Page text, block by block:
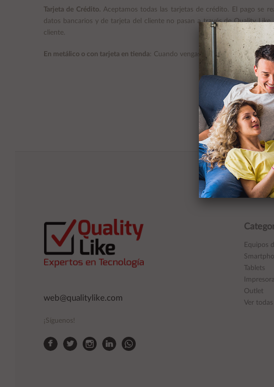
Tarjeta de Crédito. Aceptamos todas las tarjetas de crédito. El pago se
datos bancarios y de tarjeta del cliente no pasan a través de Quality
cliente.
En metálico o con tarjeta en tienda: Cuando vengas a recoger tus pedidos
Acepto lapolítica
web@qualitylike.com
¡Síguenos!
Equipos
Tablets
Outlet
Ver todas